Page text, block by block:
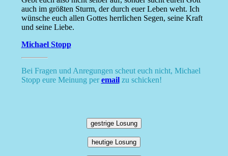
auch im größten Sturm, der durch euer Leben weht. Ich
wünsche euch allen Gottes herrlichen Segen, seine Kraft
und seine Liebe.
Michael Stopp
Bei Fragen und Anregungen scheut euch nicht, Michael
Stopp eure Meinung peremailzu schicken!
gestrige Losung
heutige Losung